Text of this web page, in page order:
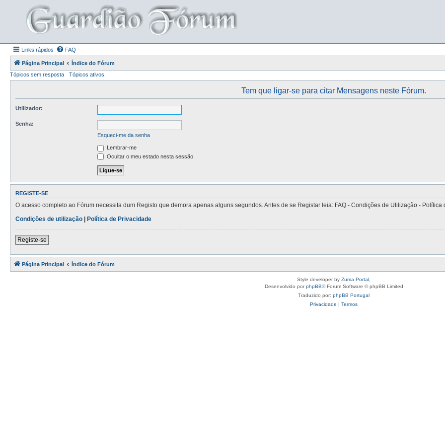
Links rápidos FAQ
Página Principal
Índice do Fórum
Tópicos sem resposta
Tópicos ativos
Tem que ligar-se para citar Mensagens neste Fórum.
Utilizador:
Senha:
Esqueci-me da senha
Lembrar-me
Ocultar o meu estado nesta sessão
REGISTE-SE
O acesso completo ao Fórum necessita dum Registo que demora apenas alguns segundos. Antes de se Registar leia: FAQ - Condições de Utilização -
Condições de utilização | Política de Privacidade
Registe-se
Página Principal Índice do Fórum
Style developer by Zuma Portal
Desenvolvido porphpBB® Forum Software © phpBB Limited
Traduzido por: phpBB Portugal
Privacidade | Termos